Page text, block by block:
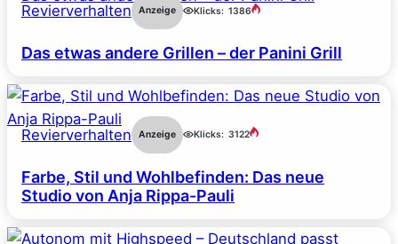
Revierverhalten Anzeige Klicks: 1386
Das etwas andere Grillen – der Panini Grill
Revierverhalten Anzeige Klicks: 3122
Farbe, Stil und Wohlbefinden: Das neue
Studio von Anja Rippa-Pauli